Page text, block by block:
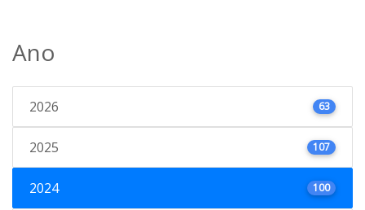
Ano
2026 63
2025 107
2024 100